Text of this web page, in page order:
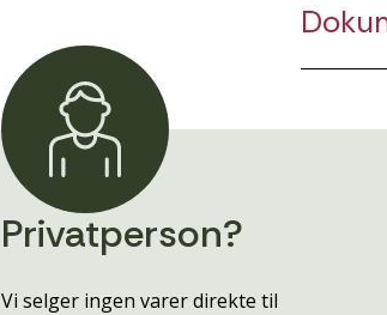
Privatperson?
Vi selger ingen varer direkte til